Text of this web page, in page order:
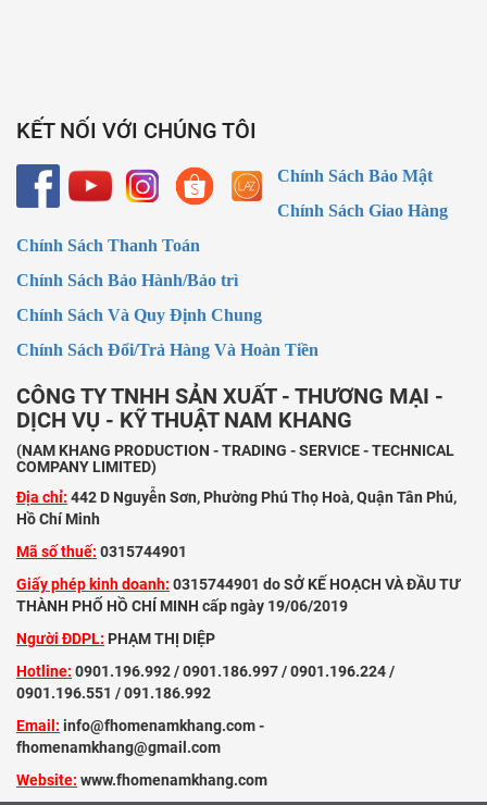
KẾT NỐI VỚI CHÚNG TÔI
Chính Sách Bảo Mật
Chính Sách Giao Hàng
Chính Sách Thanh Toán
Chính Sách Bảo Hành/Bảo trì
Chính Sách Và Quy Định Chung
Chính Sách Đổi/Trả Hàng Và Hoàn Tiền
CÔNG TY TNHH SẢN XUẤT - THƯƠNG MẠI -
DỊCH VỤ - KỸ THUẬT NAM KHANG
(NAM KHANG PRODUCTION - TRADING - SERVICE - TECHNICAL
COMPANY LIMITED)
Địa chỉ: 442 D Nguyễn Sơn, Phường Phú Thọ Hoà, Quận Tân Phú,
Hồ Chí Minh
Mã số thuế: 0315744901
Giấy phép kinh doanh: 0315744901 do SỞ KẾ HOẠCH VÀ ĐẦU TƯ
THÀNH PHỐ HỒ CHÍ MINH cấp ngày 19/06/2019
Người ĐDPL: PHẠM THỊ DIỆP
Hotline: 0901.196.992 / 0901.186.997 / 0901.196.224 /
0901.196.551 / 091.186.992
Email: info@fhomenamkhang.com -
fhomenamkhang@gmail.com
Website: www.fhomenamkhang.com